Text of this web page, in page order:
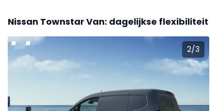
Nissan Townstar Van: dagelijkse flexibiliteit
2/3